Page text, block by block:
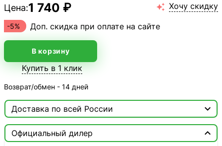
Цена:1 740 ₽  Хочу скидку
-5% Доп. скидка при оплате на сайте
В корзину
Купить в 1 клик
Возврат/обмен - 14 дней
Доставка по всей России 
 Москва
Официальный дилер
